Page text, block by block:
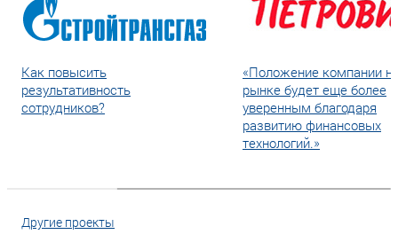
Как повысить
результативность
сотрудников?
«Положение компании
рынке будет еще более
уверенным благодаря
развитию финансовых
технологий.»
Другие проекты